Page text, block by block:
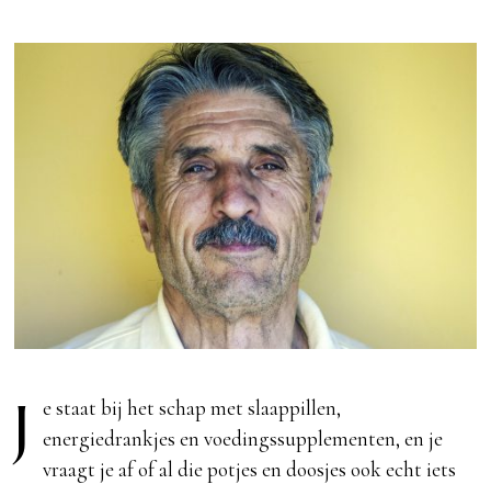
J
e staat bij het schap met slaappillen,
energiedrankjes en voedingssupplementen, en je
vraagt je af of al die potjes en doosjes ook echt iets